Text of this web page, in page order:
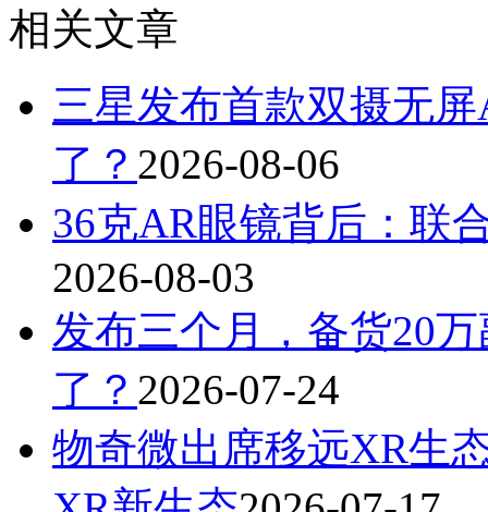
相关文章
三星发布首款双摄无
了？ 2026-08-06
36克AR眼镜背后：联
2026-08-03
发布三个月，备货20
了？ 2026-07-24
物奇微出席移远XR生